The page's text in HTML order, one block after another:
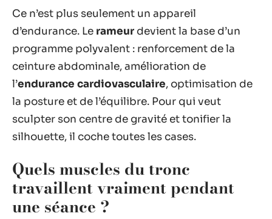
Ce n’est plus seulement un appareil
d’endurance. Le rameur devient la base d’un
programme polyvalent : renforcement de la
ceinture abdominale, amélioration de
l’endurance cardiovasculaire, optimisation de
la posture et de l’équilibre. Pour qui veut
sculpter son centre de gravité et tonifier la
silhouette, il coche toutes les cases.
Quels muscles du tronc
travaillent vraiment pendant
une séance ?